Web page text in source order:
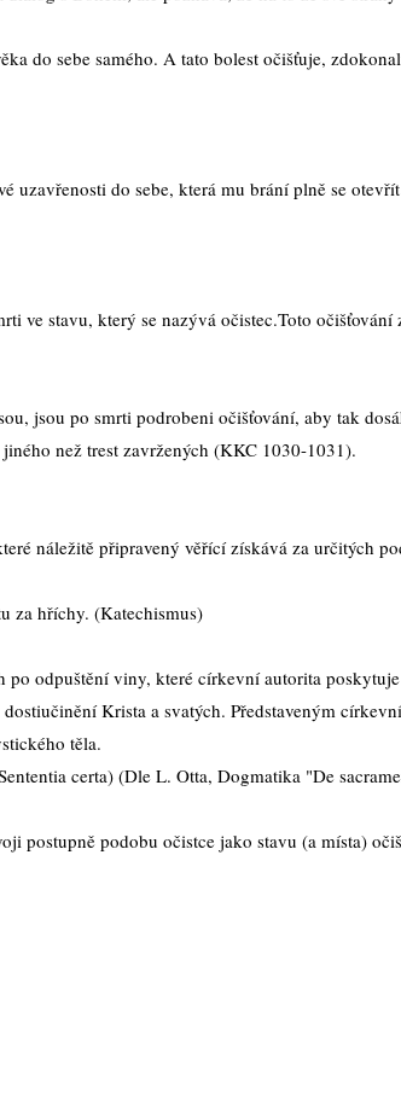
do sebe samého. A tato bolest očišťuje,
uzavřenosti do sebe, která mu brání plně se
ve stavu, který se nazývá očistec.Toto očišťování
jsou po smrti podrobeni očišťování, aby tak
než trest zavržených (KKC 1030-1031).
náležitě připravený věřící získává za určitých
za hříchy. (Katechismus)
odpuštění viny, které církevní autorita
Krista a svatých. Představeným
těla.
certa) (Dle L. Otta, Dogmatika "De
postupně podobu očistce jako stavu (a místa)